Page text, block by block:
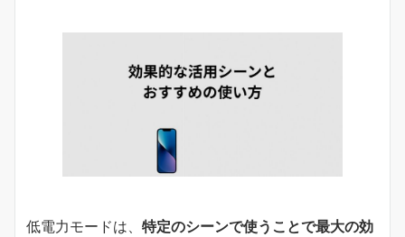
低電力モードは、 特定のシーンで使うことで最大の効